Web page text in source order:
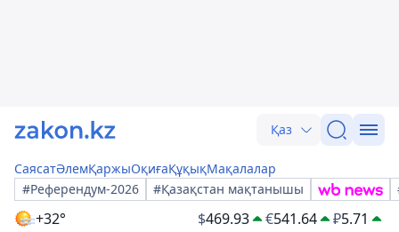
Қаз
СаясатӘлемҚаржыОқиғаҚұқықМақалалар
#Референдум-2026
#Қазақстан мақтанышы
+32° $469.93 €541.64 ₽5.71